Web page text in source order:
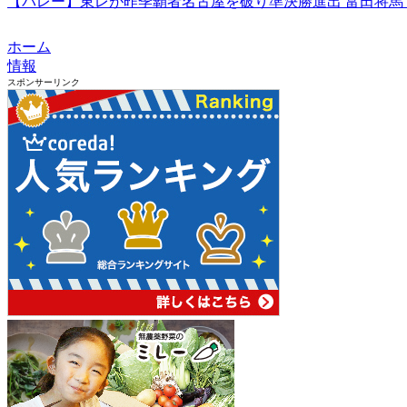
ホーム
情報
スポンサーリンク